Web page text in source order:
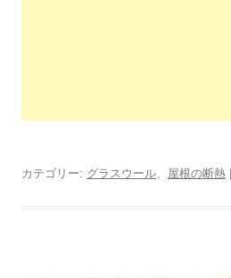
カテゴリー: グラスウール、 屋根の断熱